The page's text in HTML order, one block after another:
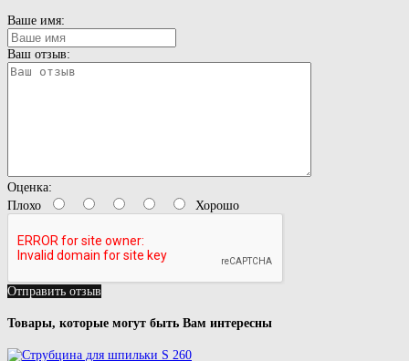
Ваше имя:
Ваш отзыв:
Оценка:
Плохо
Хорошо
Отправить отзыв
Товары, которые могут быть Вам интересны